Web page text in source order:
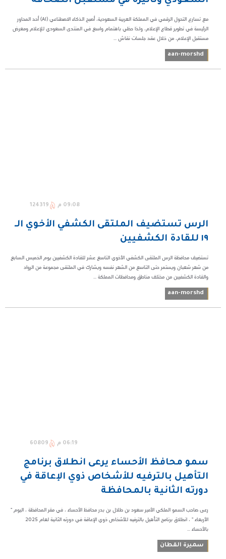
مع تسارع التحول الرقمي في المملكة العربية السعودية، أصبح الذكاء الاصطناعي (AI) أحد المحاور
الرئيسة في تطوير قطاع الإعلام، ولذا حظي باهتمام واسع في المنتدى السعودي للإعلام ومعرض
مستقبل الإعلام، من خلال عقد جلسات نقاش ...
aan-morshd
09:08 م 124319
الرس تستضيف الملتقى الكشفي الأخوي الـ
١٩ للقادة الكشفيين
تستضيف محافظة الرس الملتقى الكشفي الأخوي التاسع عشر للقادة الكشفيين يوم الخميس السابع
من شهر شعبان ويستمر حتى التاسع من الشهر نفسه ويشارك في الملتقى مجموعة من الرواد
والقادة الكشفيين من مختلف مناطق ومحافظات المملكة ...
aan-morshd
06:19 م 60809
سمو محافظ الأحساء يرعى انطلاق برنامج
التأهيل بالترفيه للأشخاص ذوي الإعاقة في
دورته الثانية بالمحافظة
رعى صاحب السمو الملكي الأمير سعود بن طلال بن بدر محافظ الأحساء ، في مقر المحافظة ، اليوم "
الأربعاء " ، انطلاق برنامج التأهيل بالترفيه للأشخاص ذوي الإعاقة في دورته الثانية لعام 2025
بالأحساء ...
سميرة القطان